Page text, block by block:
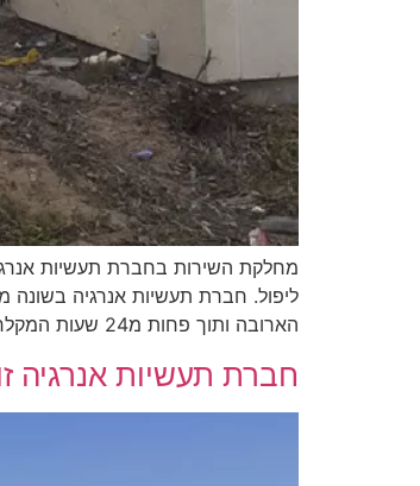
מחלקת השירות בחברת תעשיות
ליפול. חברת תעשיות אנרגיה בשונה
הארובה ותוך פחות מ24 שעות המקלחת חזרה לפעילות. חברת […]
חברת תעשיות אנרגיה